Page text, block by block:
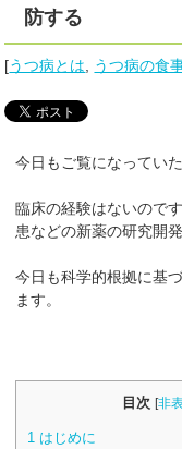
防する
[うつ病とは うつ病の食
今日もご覧になってい
臨床の経験はないので
患などの新薬の研究開
今日も科学的根拠に基
ます。
目次 [非
1 はじめに